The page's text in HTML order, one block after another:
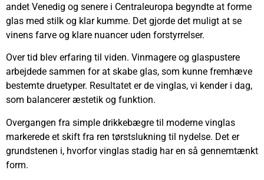
andet Venedig og senere i Centraleuropa begyndte at forme
glas med stilk og klar kumme. Det gjorde det muligt at se
vinens farve og klare nuancer uden forstyrrelser.
Over tid blev erfaring til viden. Vinmagere og glaspustere
arbejdede sammen for at skabe glas, som kunne fremhæve
bestemte druetyper. Resultatet er de vinglas, vi kender i dag,
som balancerer æstetik og funktion.
Overgangen fra simple drikkebægre til moderne vinglas
markerede et skift fra ren tørstslukning til nydelse. Det er
grundstenen i, hvorfor vinglas stadig har en så gennemtænkt
form.